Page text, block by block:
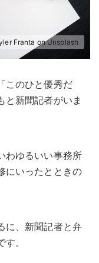
Franta on Unsplash
このひと優秀だ
と新聞記者がいま
わゆるいい事務所
にいったとときの
に、新聞記者と弁
。